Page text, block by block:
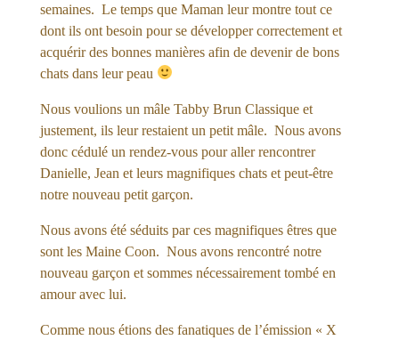
semaines. Le temps que Maman leur montre tout ce
dont ils ont besoin pour se développer correctement et
acquérir des bonnes manières afin de devenir de bons
chats dans leur peau
Nous voulions un mâle Tabby Brun Classique et
justement, ils leur restaient un petit mâle. Nous avons
donc cédulé un rendez-vous pour aller rencontrer
Danielle, Jean et leurs magnifiques chats et peut-être
notre nouveau petit garçon.
Nous avons été séduits par ces magnifiques êtres que
sont les Maine Coon. Nous avons rencontré notre
nouveau garçon et sommes nécessairement tombé en
amour avec lui.
Comme nous étions des fanatiques de l’émission « X